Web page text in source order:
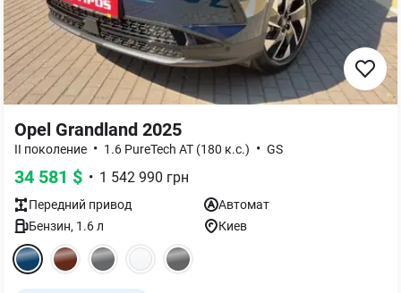
Opel Grandland 2025
II поколение • 1.6 PureTech AT (180 к.с.) • GS
34 581 $ • 1 542 990 грн
Передний привод
Автомат
Бензин, 1.6л Киев